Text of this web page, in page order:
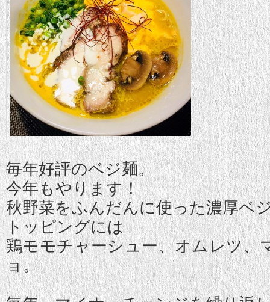
毎年好評のベジ麺。
今年もやります！
秋野菜をふんだんに使った濃厚ベ
トッピングには
鶏モモチャーシュー、オムレツ、
ョ。